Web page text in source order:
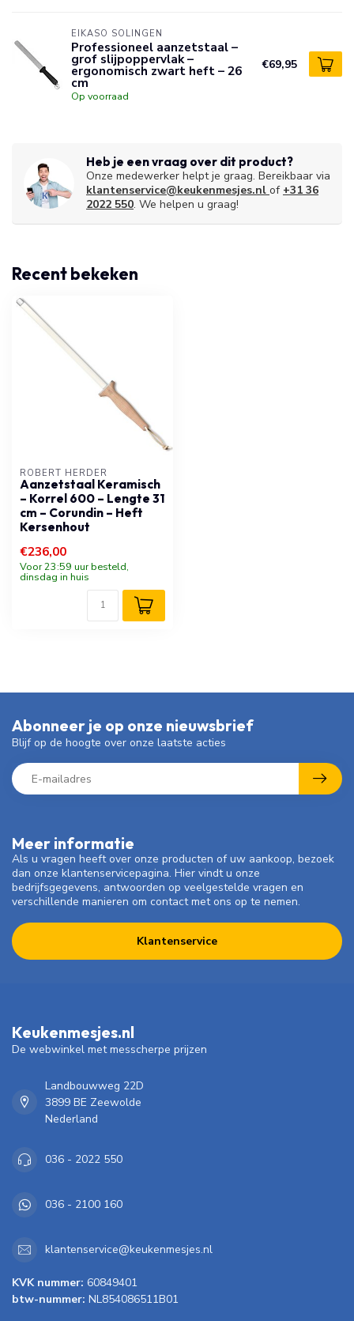
EIKASO SOLINGEN
Professioneel aanzetstaal –
grof slijpoppervlak –
ergonomisch zwart heft – 26
cm
Op voorraad
€69,95
Heb je een vraag over dit product?
Onze medewerker helpt je graag. Bereikbaar via
klantenservice@keukenmesjes.nl of +31 36
2022 550. We helpen u graag!
Recent bekeken
ROBERT HERDER
Aanzetstaal Keramisch
– Korrel 600 – Lengte 31
cm – Corundin – Heft
Kersenhout
€236,00
Voor 23:59 uur besteld,
dinsdag in huis
Meer informatie
Als u vragen heeft over onze producten of uw aankoop, bezoek
dan onze klantenservicepagina. Hier vindt u onze
bedrijfsgegevens, antwoorden op veelgestelde vragen en
verschillende manieren om contact met ons op te nemen.
Klantenservice
Abonneer je op onze nieuwsbrief
Blijf op de hoogte over onze laatste acties
Keukenmesjes.nl
De webwinkel met messcherpe prijzen
Landbouwweg 22D
3899 BE Zeewolde
Nederland
036 - 2022 550
036 - 2100 160
klantenservice@keukenmesjes.nl
KVK nummer: 60849401
btw-nummer: NL854086511B01